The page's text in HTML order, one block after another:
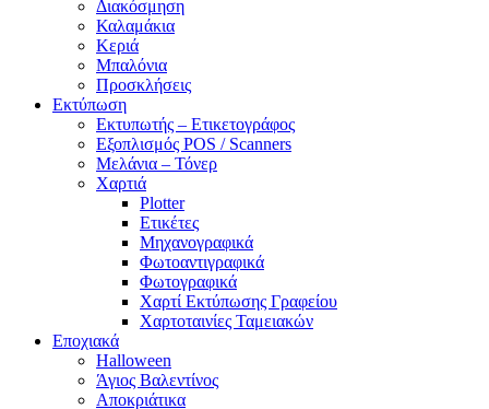
Διακόσμηση
Καλαμάκια
Κεριά
Μπαλόνια
Προσκλήσεις
Εκτύπωση
Εκτυπωτής – Ετικετογράφος
Εξοπλισμός POS / Scanners
Μελάνια – Τόνερ
Χαρτιά
Plotter
Ετικέτες
Μηχανογραφικά
Φωτοαντιγραφικά
Φωτογραφικά
Χαρτί Εκτύπωσης Γραφείου
Χαρτοταινίες Ταμειακών
Εποχιακά
Halloween
Άγιος Βαλεντίνος
Αποκριάτικα